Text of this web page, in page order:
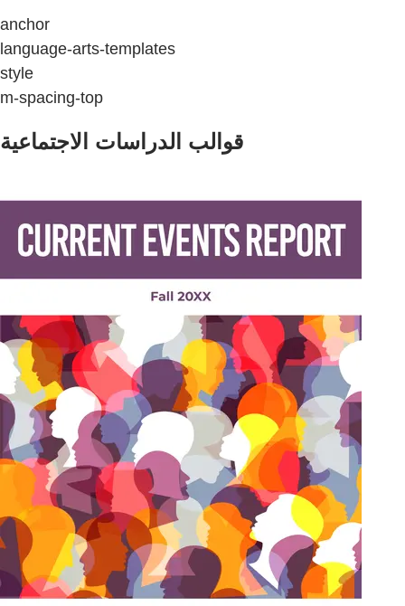
anchor
language-arts-templates
style
m-spacing-top
قوالب الدراسات الاجتماعية